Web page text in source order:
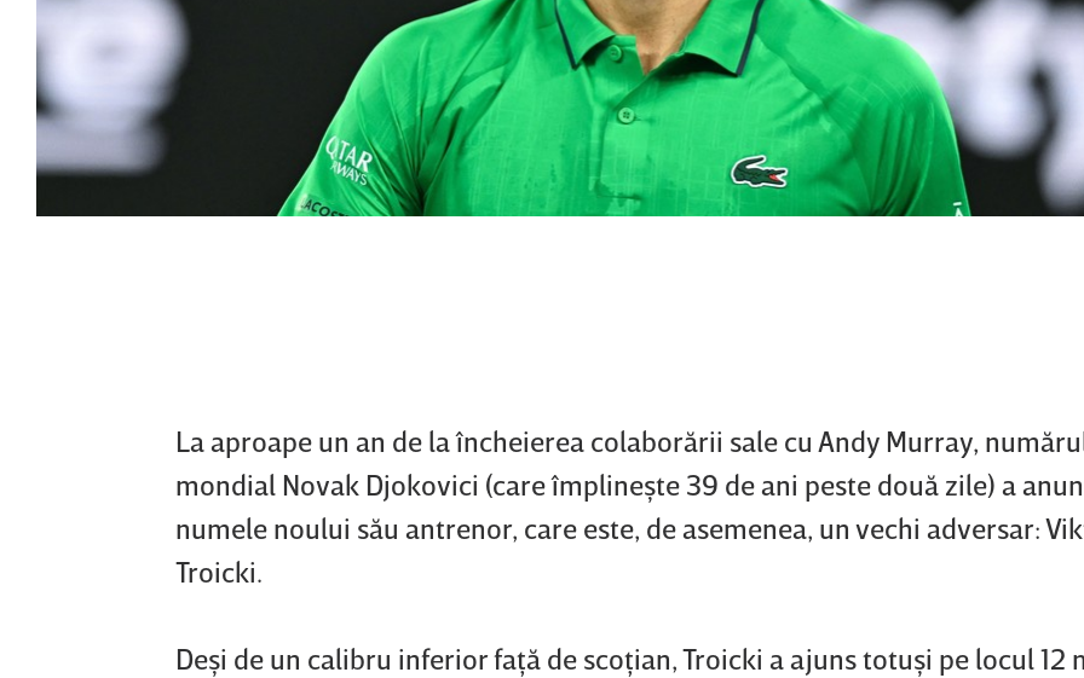
La aproape un an de la încheierea colaborării sale cu Andy Murray,
mondial Novak Djokovici (care împlineşte 39 de ani peste două zile) a
numele noului său antrenor, care este, de asemenea, un vechi adversar:
Troicki.
Deşi de un calibru inferior faţă de scoţian, Troicki a ajuns totuşi pe locul 12